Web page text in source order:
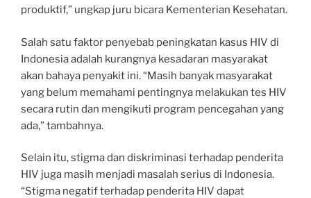
produktif,” ungkap juru bicara Kementerian Kesehatan.
Salah satu faktor penyebab peningkatan kasus HIV di
Indonesia adalah kurangnya kesadaran masyarakat
akan bahaya penyakit ini. “Masih banyak masyarakat
yang belum memahami pentingnya melakukan tes HIV
secara rutin dan mengikuti program pencegahan yang
ada,” tambahnya.
Selain itu, stigma dan diskriminasi terhadap penderita
HIV juga masih menjadi masalah serius di Indonesia.
“Stigma negatif terhadap penderita HIV dapat